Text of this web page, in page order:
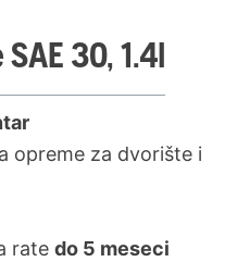
30, 1.4l
opreme za dvorište i
rate do 5 meseci